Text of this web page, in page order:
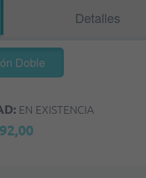
Detalles
Doble
EN EXISTENCIA